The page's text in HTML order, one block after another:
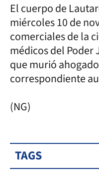
El cuerpo de
miércoles 10 de
comerciales de la
médicos del
que murió
correspondiente
(NG)
TAGS